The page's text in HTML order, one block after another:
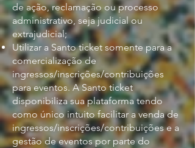
de ação, reclamação ou processo
administrativo, seja judicial ou
extrajudicial;
Utilizar a Santo ticket somente para a
comercialização de
ingressos/inscrições/contribuições
para eventos. A Santo ticket
disponibiliza sua plataforma tendo
como único intuito facilitar a venda de
ingressos/inscrições/contribuições e a
gestão de eventos por parte do